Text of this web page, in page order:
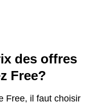
des offres
Free?
Free, il faut choisir